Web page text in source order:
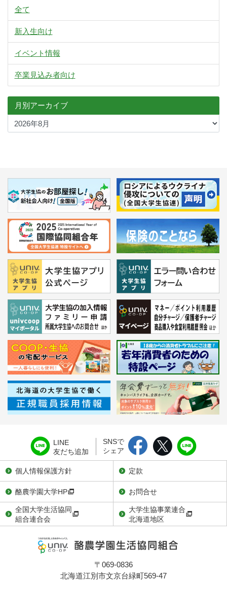
全て
新入生向け
イベント情報
卒業見込み者向け
月別アーカイブ
LINE
友だち追加
SNSで
シェア
個人情報保護方針
定款
酪農学園大学HP
お問合せ
全国大学生活協同
組合連合会
大学生協事業連合
北海道地区
〒069-0836
北海道江別市文京台緑町569-47